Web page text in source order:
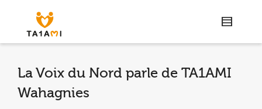
La Voix du Nord parle de TA1AMI
Wahagnies